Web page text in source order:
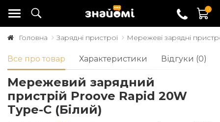
0
Головна Зарядні пристрої Мережеві зарядні
Все про товар Характеристики Відгуки (0)
Мережевий зарядний
пристрій Proove Rapid 20W
Type-C (Білий)